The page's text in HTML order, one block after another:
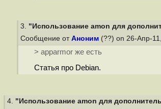
3. "Использование amon для
Сообщение от Аноним (??) on 26-Апр-
> apparmor же есть
Статья про Debian.
4. "Использование amon для